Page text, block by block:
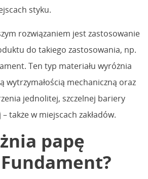
styku.
rozwiązaniem jest zastosowanie
do takiego zastosowania, np.
Ten typ materiału wyróżnia
wytrzymałością mechaniczną oraz
jednolitej, szczelnej bariery
także w miejscach zakładów.
papę
Fundament?